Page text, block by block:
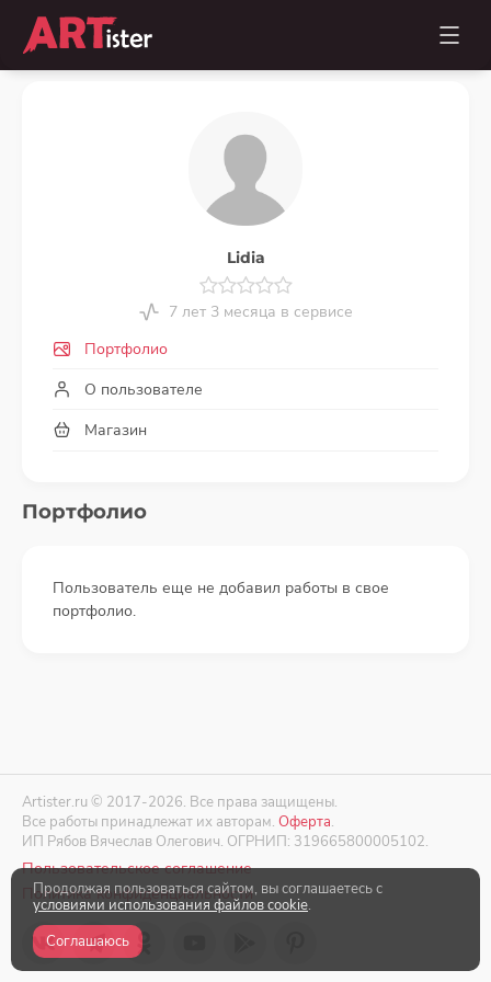
Lidia
7 лет 3 месяца в сервисе
Портфолио
О пользователе
Магазин
Портфолио
Пользователь еще не добавил работы в свое
портфолио.
Artister.ru © 2017-2026. Все права защищены.
Все работы принадлежат их авторам. Оферта.
ИП Рябов Вячеслав Олегович. ОГРНИП: 319665800005102.
Пользовательское соглашение
Политика конфиденциальности
Продолжая пользоваться сайтом, вы соглашаетесь с
условиями использования файлов cookie.
Соглашаюсь